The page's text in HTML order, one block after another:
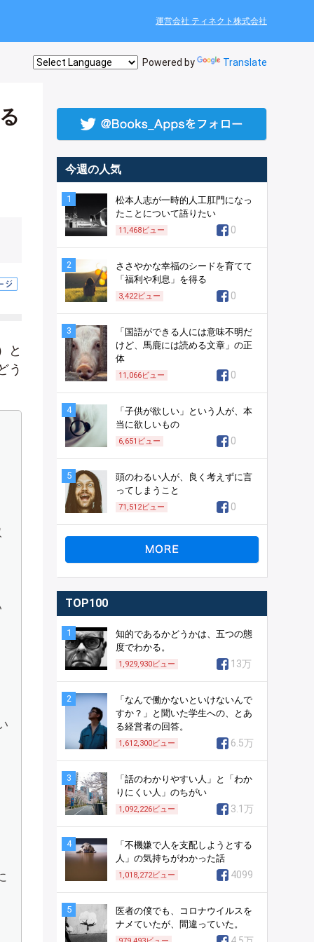
運営会社 ティネクト株式会社
Powered by Translate
と
う
今週の人気
1
松本人志が一時的人工肛門になっ
たことについて語りたい
11,468ビュー 0
2
ささやかな幸福のシードを育てて
「福利や利息」を得る
3,422ビュー 0
3
「国語ができる人には意味不明だ
けど、馬鹿には読める文章」の正
体
11,066ビュー 0
4
「子供が欲しい」という人が、本
当に欲しいもの
6,651 ビュー 0
5
頭のわるい人が、良く考えずに言
ってしまうこと
71,512ビュー 0
TOP100
1
知的であるかどうかは、五つの態
度でわかる。
1,929,930ビュー 13万
2
「なんで働かないといけないんで
すか？」と聞いた学生への、とあ
る経営者の回答。
1,612,300ビュー 6.5万
3
「話のわかりやすい人」と「わか
りにくい人」のちがい
1,092,226ビュー 3.1万
4
「不機嫌で人を支配しようとする
人」の気持ちがわかった話
1,018,272ビュー 4099
5
医者の僕でも、コロナウイルスを
ナメていたが、間違っていた。